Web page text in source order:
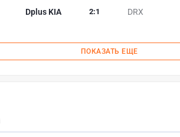
Dplus KIA DRX
2:1
ПОКАЗАТЬ ЕЩЕ